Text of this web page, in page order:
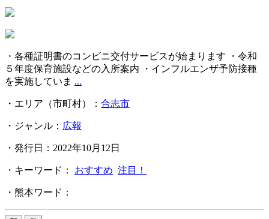
・各種証明書のコンビニ交付サービスが始まります ・令和
５年度保育施設などの入所案内 ・インフルエンザ予防接種
を実施していま ...
・エリア（市町村）： 合志市
・ジャンル： 広報
・発行日：2022年10月12日
・キーワード： おすすめ 注目！
・熊本ワード：